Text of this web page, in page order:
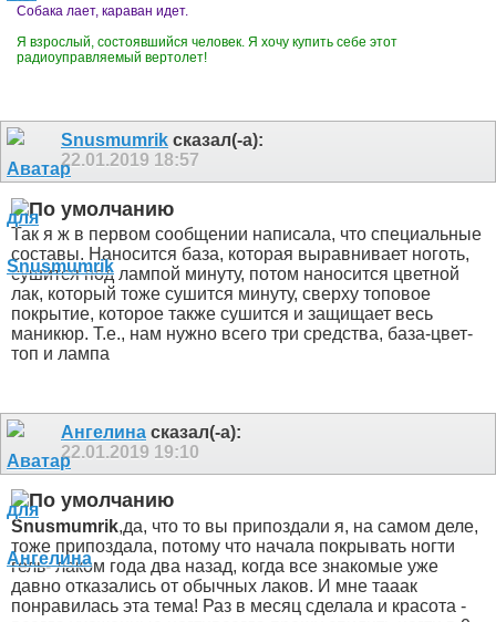
Собака лает, караван идет.
Я взрослый, состоявшийся человек. Я хочу купить себе этот
радиоуправляемый вертолет!
Snusmumrik сказал(-а):
22.01.2019 18:57
Так я ж в первом сообщении написала, что специальные
составы. Наносится база, которая выравнивает ноготь,
сушится под лампой минуту, потом наносится цветной
лак, который тоже сушится минуту, сверху топовое
покрытие, которое также сушится и защищает весь
маникюр. Т.е., нам нужно всего три средства, база-цвет-
топ и лампа
Ангелина сказал(-а):
22.01.2019 19:10
Snusmumrik,да, что то вы припоздали я, на самом деле,
тоже припоздала, потому что начала покрывать ногти
гель- лаком года два назад, когда все знакомые уже
давно отказались от обычных лаков. И мне тааак
понравилась эта тема! Раз в месяц сделала и красота -